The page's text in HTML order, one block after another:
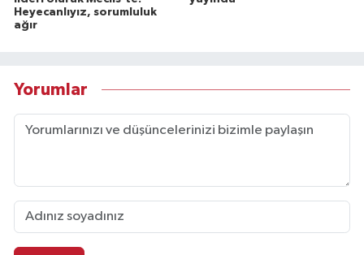
Heyecanlıyız, sorumluluk
ağır
Yorumlar